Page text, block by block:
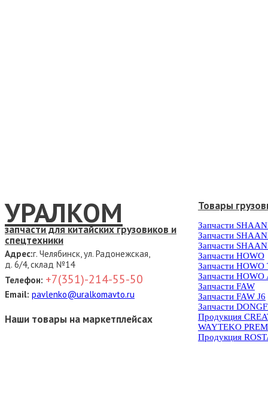
УРАЛКОМ
запчасти для китайских грузовиков и
спецтехники
Адрес:г. Челябинск, ул. Радонежская,
д. 6/4, склад №14
Телефон: +7(351)-214-55-50
Email: pavlenko@uralkomavto.ru
Наши товары на маркетплейсах
Товары
Запчасти
Запчасти
Запчасти
Запчасти HOWO
Запчасти HOWO
Запчасти HOWO
Запчасти FAW
Запчасти FAW J6
Запчасти
Продукция
WAYTEKO
Продукция